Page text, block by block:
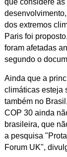
dos extremos
Paris foi
foram afetadas
segundo o
Ainda que a
climáticas esteja
também no
COP 30 ainda
brasileira, que
a pesquisa
Forum UK",